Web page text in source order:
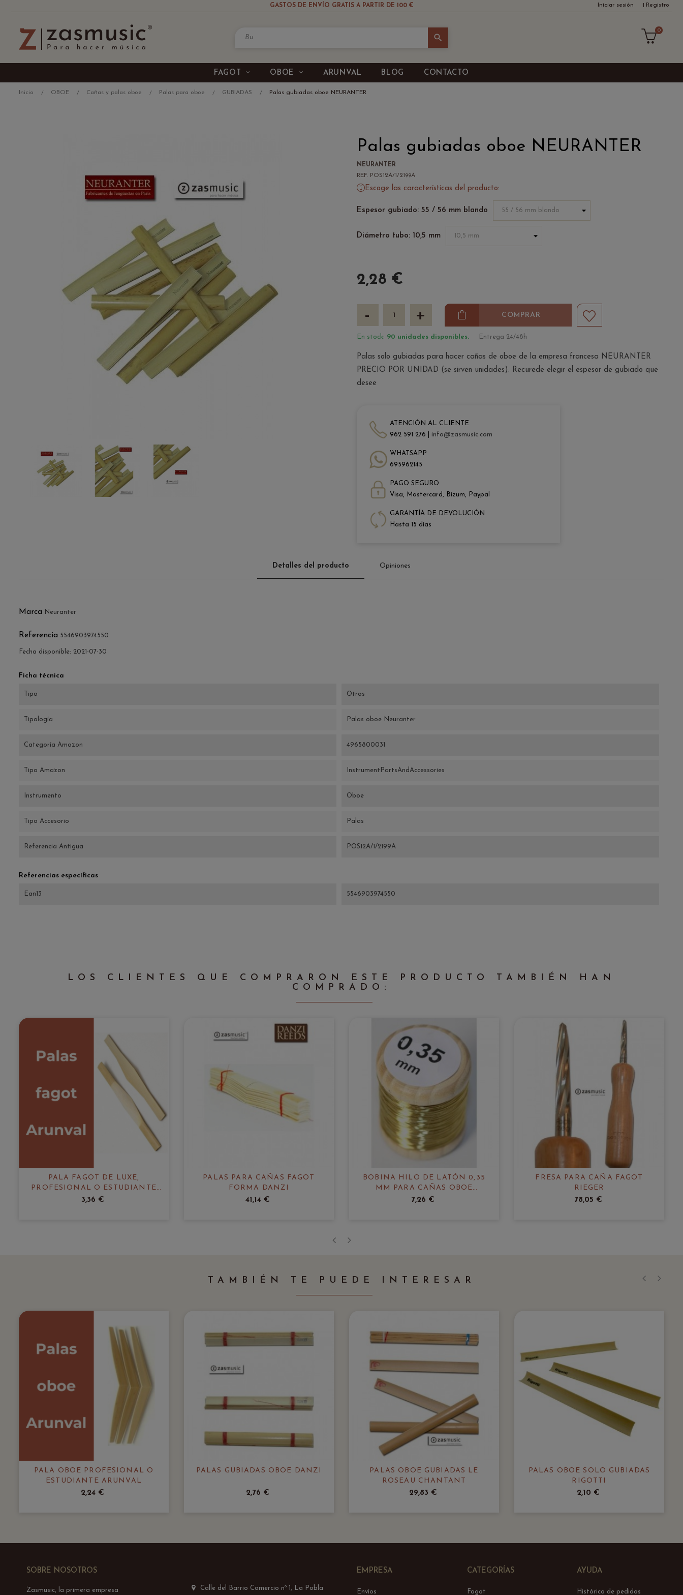
GASTOS DE ENVÍO GRATIS A PARTIR DE 100 € Iniciar sesión Registro
search
0
FAGOT OBOE ARUNVAL BLOG CONTACTO
Inicio OBOE Cañas y palas oboe Palas para oboe GUBIADAS Palas gubiadas oboe NEURANTER
Palas gubiadas oboe NEURANTER
NEURANTER
REF. POS12A/1/2199A
Escoge las características del producto:
Espesor gubiado: 55 / 56 mm blando
Diámetro tubo: 10,5 mm
2,28 €
- + COMPRAR
En stock: 90 unidades disponibles. Entrega 24/48h
Palas solo gubiadas para hacer cañas de oboe de la empresa francesa NEURANTER
PRECIO POR UNIDAD (se sirven unidades). Recurede elegir el espesor de gubiado que
desee
ATENCIÓN AL CLIENTE
962 591 276 | info@zasmusic.com
WHATSAPP
695962145
PAGO SEGURO
Visa, Mastercard, Bizum, Paypal
GARANTÍA DE DEVOLUCIÓN
Hasta 15 días
Detalles del producto Opiniones
Marca Neuranter
Referencia 5546903974550
Fecha disponible: 2021-07-30
Ficha técnica
Tipo Otros
Tipología Palas oboe Neuranter
Categoría Amazon 4965800031
Tipo Amazon InstrumentPartsAndAccessories
Instrumento Oboe
Tipo Accesorio Palas
Referencia Antigua POS12A/1/2199A
Referencias específicas
Ean13 5546903974550
LOS CLIENTES QUE COMPRARON ESTE PRODUCTO TAMBIÉN HAN
COMPRADO:
PALA FAGOT DE LUXE,
PROFESIONAL O ESTUDIANTE
ARUNVAL
3,36 €
PALAS PARA CAÑAS FAGOT
FORMA DANZI
41,14 €
BOBINA HILO DE LATÓN 0,35
MM PARA CAÑAS OBOE
CHIARUGI
7,26 €
FRESA PARA CAÑA FAGOT
RIEGER
78,05 €
TAMBIÉN TE PUEDE INTERESAR
PALA OBOE PROFESIONAL O
ESTUDIANTE ARUNVAL
2,24 €
PALAS GUBIADAS OBOE DANZI
2,76 €
PALAS OBOE GUBIADAS LE
ROSEAU CHANTANT
29,83 €
PALAS OBOE SOLO GUBIADAS
RIGOTTI
2,10 €
SOBRE NOSOTROS
Zasmusic, la primera empresa Calle del Barrio Comercio nº 1, La Pobla
EMPRESA
Envíos
CATEGORÍAS
Fagot
AYUDA
Histórico de pedidos